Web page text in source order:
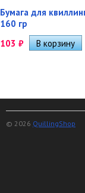
Бумага для
160 гр
103 ₽
© 2026 QuillingShop